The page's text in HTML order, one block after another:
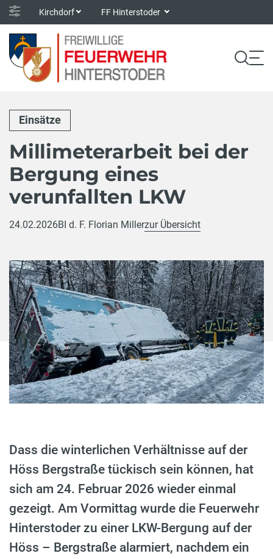
Kirchdorf FF Hinterstoder
Einsätze
Millimeterarbeit bei der
Bergung eines
verunfallten LKW
24.02.2026BI d. F. Florian Millerzur Übersicht
Dass die winterlichen Verhältnisse auf der
Höss Bergstraße tückisch sein können, hat
sich am 24. Februar 2026 wieder einmal
gezeigt. Am Vormittag wurde die Feuerwehr
Hinterstoder zu einer LKW-Bergung auf der
Höss – Bergstraße alarmiert, nachdem ein